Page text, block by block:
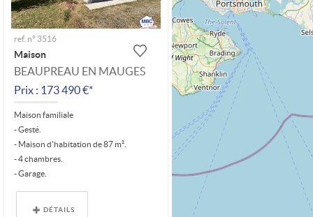
ref. n° 3516
Maison
BEAUPREAU EN MAUGES
Prix : 173 490 €*
Maison familiale
- Gesté.
- Maison d'habitation de 87 m².
- 4 chambres.
- Garage.
DÉTAILS